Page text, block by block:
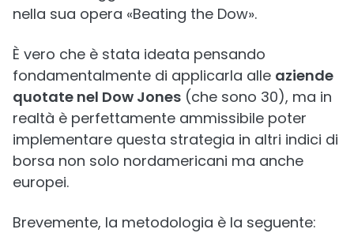
nella sua opera «Beating the Dow».
È vero che è stata ideata pensando
fondamentalmente di applicarla alle aziende
quotate nel Dow Jones (che sono 30), ma in
realtà è perfettamente ammissibile poter
implementare questa strategia in altri indici di
borsa non solo nordamericani ma anche
europei.
Brevemente, la metodologia è la seguente: